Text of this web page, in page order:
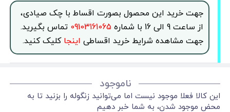
جهت خرید این محصول بصورت اقساط با چک صیادی،
از ساعت 9 الی 16 با شماره
09103161065 تماس بگیرید.
جهت مشاهده شرایط خرید اقساطی اینجاکلیک کنید.
ناموجود
این کالا فعلا موجود نیست اما می‌توانید زنگوله را بزنید تا به
محض موجود شدن، به شما خبر دهیم